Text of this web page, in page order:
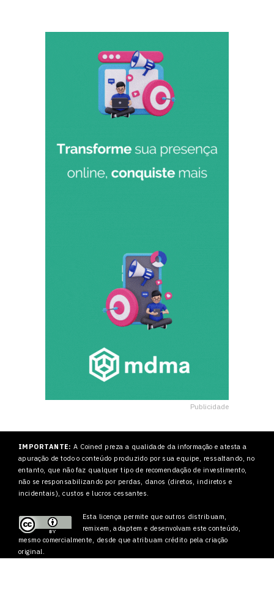
Publicidade
IMPORTANTE: A Coined preza a qualidade da informação e atesta a
apuração de todo o conteúdo produzido por sua equipe, ressaltando, no
entanto, que não faz qualquer tipo de recomendação de investimento,
não se responsabilizando por perdas, danos (diretos, indiretos e
incidentais), custos e lucros cessantes.
Esta licença permite que outros distribuam,
remixem, adaptem e desenvolvam este conteúdo,
mesmo comercialmente, desde que atribuam crédito pela criação
original.